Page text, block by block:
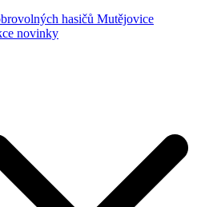
hasičů Mutějovice
novinky